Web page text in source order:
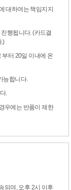
대하여는 책임지지
행됩니다. (카드결
.)
부터 20일 이내에 온
능합니다.
.
우에는 반품이 제한
되며, 오후 2시 이후